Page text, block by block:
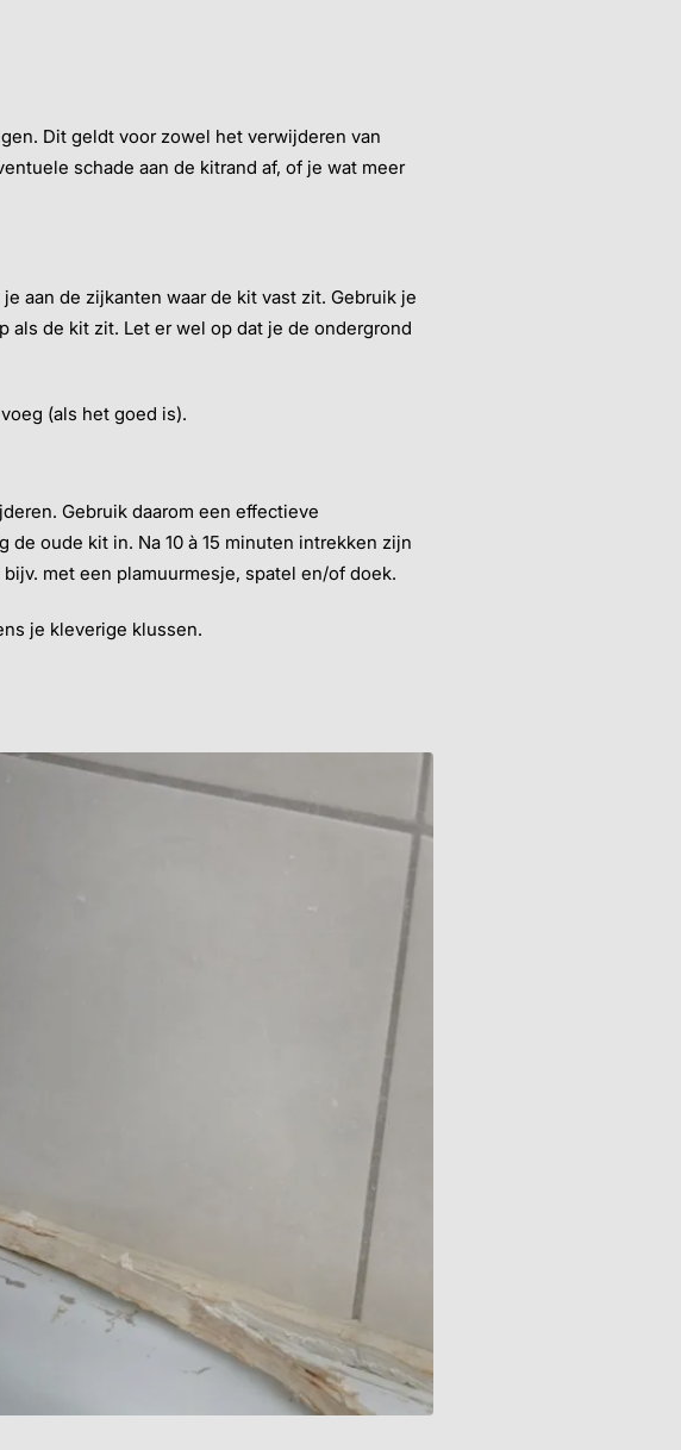
Dit geldt voor zowel het verwijderen van
schade aan de kitrand af, of je wat meer
aan de zijkanten waar de kit vast zit. Gebruik je
als de kit zit. Let er wel op dat je de ondergrond
(als het goed is).
Gebruik daarom een effectieve
oude kit in. Na 10 à 15 minuten intrekken zijn
met een plamuurmesje, spatel en/of doek.
je kleverige klussen.